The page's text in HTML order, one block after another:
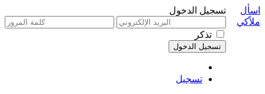
تسجيل الدخول
تذكر
تسجيل
اسأل
ملاًكي